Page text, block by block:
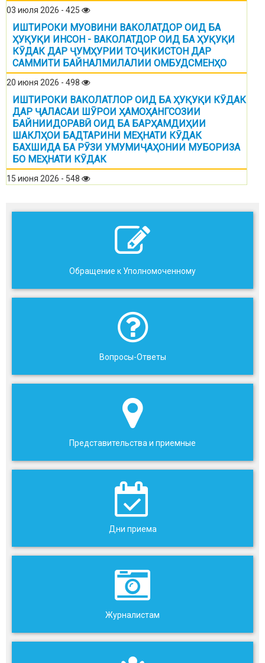
03 июля 2026 - 425
ИШТИРОКИ МУОВИНИ ВАКОЛАТДОР ОИД БА
ҲУҚУҚИ ИНСОН - ВАКОЛАТДОР ОИД БА ҲУҚУҚИ
КӮДАК ДАР ҶУМҲУРИИ ТОҶИКИСТОН ДАР
САММИТИ БАЙНАЛМИЛАЛИИ ОМБУДСМЕНҲО
20 июня 2026 - 498
ИШТИРОКИ ВАКОЛАТЛОР ОИД БА ҲУҚУҚИ КӮДАК
ДАР ҶАЛАСАИ ШӮРОИ ҲАМОҲАНГСОЗИИ
БАЙНИИДОРАВӢ ОИД БА БАРҲАМДИҲИИ
ШАКЛҲОИ БАДТАРИНИ МЕҲНАТИ КӮДАК
БАХШИДА БА РӮЗИ УМУМИҶАҲОНИИ МУБОРИЗА
БО МЕҲНАТИ КӮДАК
15 июня 2026 - 548
Обращение к Уполномоченному
Вопросы-Ответы
Представительства и приемные
Дни приема
Журналистам